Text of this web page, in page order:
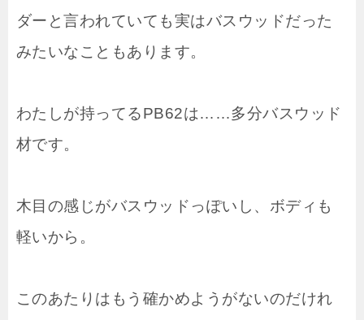
ダーと言われていても実はバスウッドだった
みたいなこともあります。
わたしが持ってるPB62は……多分バスウッド
材です。
木目の感じがバスウッドっぽいし、ボディも
軽いから。
このあたりはもう確かめようがないのだけれ